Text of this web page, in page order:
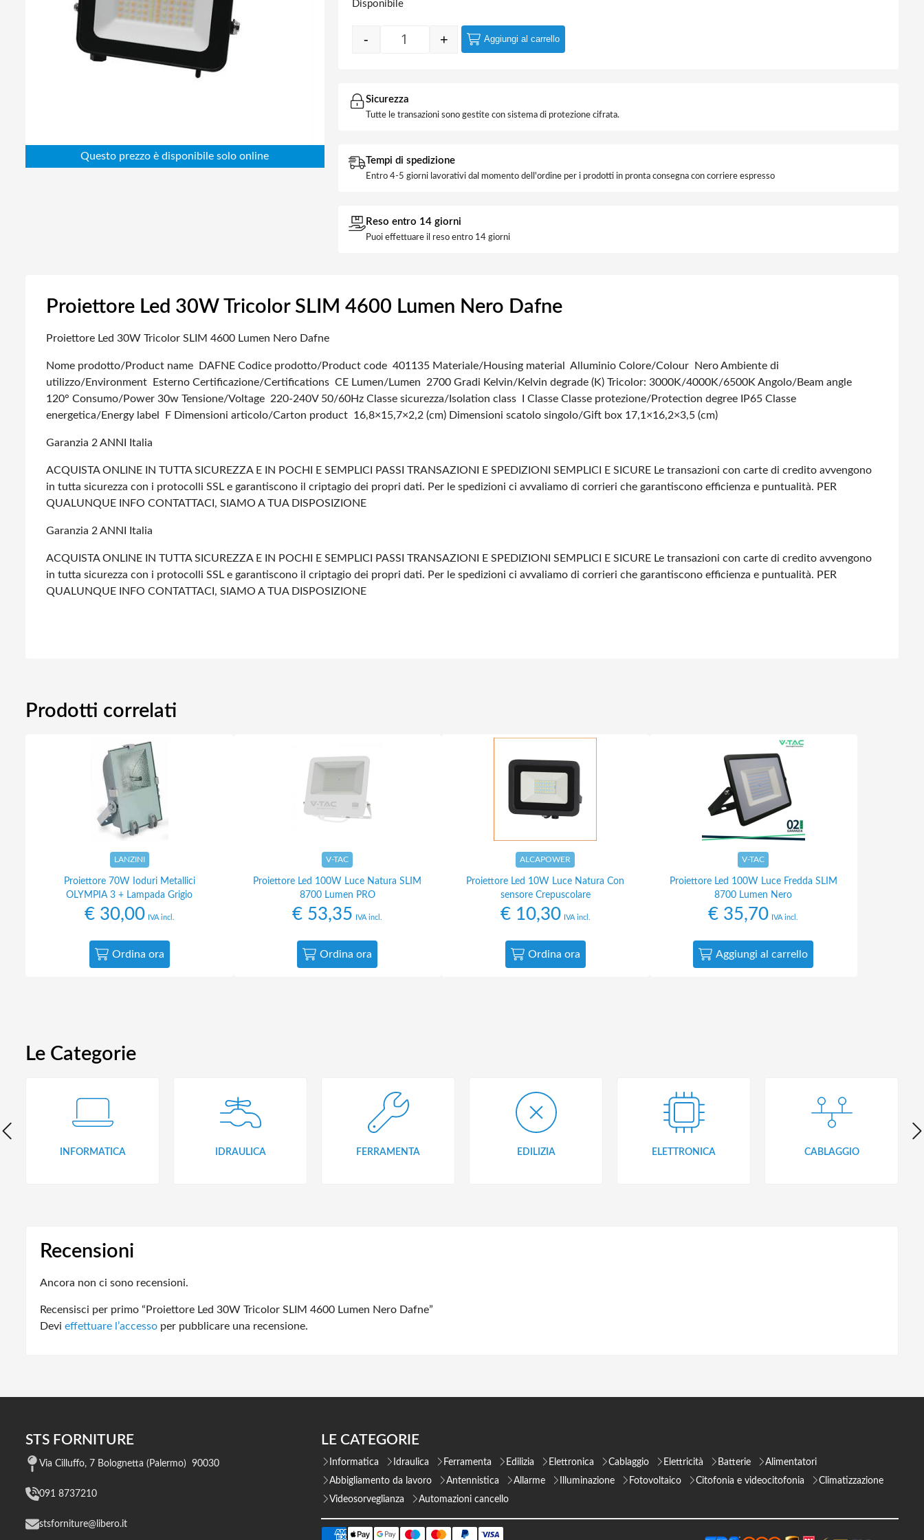
Abbigliamento da lavoro
Alimentatori
Elettronica
Edilizia
Disponibile
Proiettore Led 30W Tricolor SLIM 4600 Lumen Nero Dafne quantità
- + Aggiungi al carrello
Sicurezza
Tutte le transazioni sono gestite con sistema di protezione cifrata.
Tempi di spedizione
Entro 4-5 giorni lavorativi dal momento dell'ordine per i prodotti in pronta consegna con corriere espresso
Reso entro 14 giorni
Puoi effettuare il reso entro 14 giorni
Proiettore Led 30W Tricolor SLIM 4600 Lumen Nero Dafne
Proiettore Led 30W Tricolor SLIM 4600 Lumen Nero Dafne
Nome prodotto/Product name DAFNE Codice prodotto/Product code 401135 Materiale/Housing material Alluminio Colore/Colour NeroAmbiente di
utilizzo/Environment Esterno Certificazione/Certifications CE Lumen/Lumen 2700 Gradi Kelvin/Kelvin degrade (K) Tricolor: 3000K/4000K/6500K Angolo/Beam angle
120° Consumo/Power 30w Tensione/Voltage 220-240V 50/60Hz Classe sicurezza/Isolation class I Classe Classe protezione/Protection degree IP65 Classe
energetica/Energy label F Dimensioni articolo/Carton product 16,8×15,7×2,2 (cm) Dimensioni scatolo singolo/Gift box 17,1×16,2×3,5 (cm)
Garanzia 2 ANNI Italia
ACQUISTA ONLINE IN TUTTA SICUREZZA E IN POCHI E SEMPLICI PASSI TRANSAZIONI E SPEDIZIONI SEMPLICI E SICURE Le transazioni con carte di credito avvengono
in tutta sicurezza con i protocolli SSL e garantiscono il criptagio dei propri dati. Per le spedizioni ci avvaliamo di corrieri che garantiscono efficienza e puntualità. PER
QUALUNQUE INFO CONTATTACI, SIAMO A TUA DISPOSIZIONE
Garanzia 2 ANNI Italia
ACQUISTA ONLINE IN TUTTA SICUREZZA E IN POCHI E SEMPLICI PASSI TRANSAZIONI E SPEDIZIONI SEMPLICI E SICURE Le transazioni con carte di credito avvengono
in tutta sicurezza con i protocolli SSL e garantiscono il criptagio dei propri dati. Per le spedizioni ci avvaliamo di corrieri che garantiscono efficienza e puntualità. PER
QUALUNQUE INFO CONTATTACI, SIAMO A TUA DISPOSIZIONE
Prodotti correlati
LANZINI
Proiettore 70W Ioduri Metallici
OLYMPIA 3 + Lampada Grigio
€30,00 IVA incl.
Ordina ora
V-TAC
Proiettore Led 100W Luce Natura SLIM
8700 Lumen PRO
€ 53,35 IVA incl.
Ordina ora
ALCAPOWER
Proiettore Led 10W Luce Natura Con
sensore Crepuscolare
€10,30 IVA incl.
Ordina ora
V-TAC
Proiettore Led 100W Luce Fredda SLIM
8700 Lumen Nero
€ 35,70 IVA incl.
Aggiungi al carrello
Le Categorie
INFORMATICA IDRAULICA FERRAMENTA EDILIZIA ELETTRONICA CABLAGGIO
Recensioni
Ancora non ci sono recensioni.
Recensisci per primo “Proiettore Led 30W Tricolor SLIM 4600 Lumen Nero Dafne”
Devi effettuare l’accesso per pubblicare una recensione.
STS FORNITURE
Via Cilluffo, 7 Bolognetta (Palermo) 90030
091 8737210
stsforniture@libero.it
LE CATEGORIE
Informatica Idraulica Ferramenta Edilizia Elettronica Cablaggio Elettricità Batterie
Alimentatori
Abbigliamento da lavoro
Antennistica Allarme Illuminazione Fotovoltaico Citofonia e videocitofonia
Climatizzazione
Videosorveglianza
Automazioni cancello